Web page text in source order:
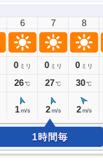
6
0 ミリ
26℃
1 m/s
7
0 ミリ
27℃
2 m/s
8
0 ミリ
30℃
2 m/s
1時間毎